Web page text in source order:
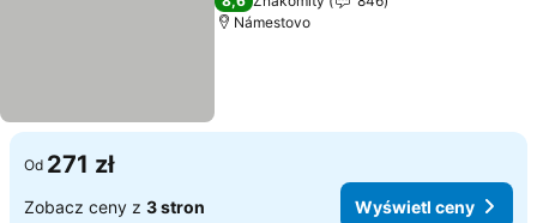
Námestovo
Od 271 zł
Zobacz ceny z 3 stron Wyświetl ceny